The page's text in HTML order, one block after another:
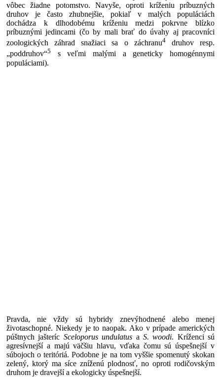
vôbec žiadne potomstvo. Navyše, oproti kríženiu príbuzných
druhov je často zhubnejšie, pokiaľ v malých populáciách
dochádza k dlhodobému kríženiu medzi pokrvne blízko
príbuznými jedincami (čo by mali brať do úvahy aj pracovníci
zoologických záhrad snažiaci sa o záchranu4druhov resp.
„poddruhov“5
s veľmi malými a geneticky homogénnymi
populáciami).
Pravda, nie vždy sú hybridy znevýhodnené alebo menej
životaschopné. Niekedy je to naopak. Ako v prípade amerických
púštnych jašteríc Sceloporus undulatus a S. woodi. Kríženci sú
agresívnejší a majú väčšiu hlavu, vďaka čomu sú úspešnejší v
súbojoch o teritóriá. Podobne je na tom vyššie spomenutý skokan
zelený, ktorý ma síce zníženú plodnosť, no oproti rodičovským
druhom je dravejší a ekologicky úspešnejší.